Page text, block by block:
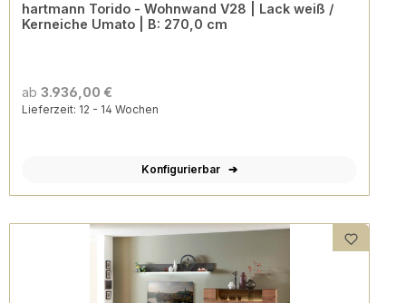
hartmann Torido - Wohnwand V28 | Lack weiß /
Kerneiche Umato | B: 270,0 cm
ab 3.936,00 €
Lieferzeit: 12 - 14 Wochen
Konfigurierbar